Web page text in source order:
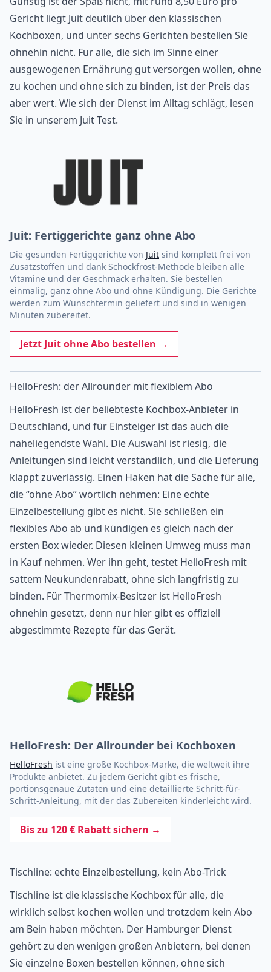
Gericht liegt Juit deutlich über den klassischen
Kochboxen, und unter sechs Gerichten bestellen Sie
ohnehin nicht. Für alle, die sich im Sinne einer
ausgewogenen Ernährung gut versorgen wollen, ohne
zu kochen und ohne sich zu binden, ist der Preis das
aber wert. Wie sich der Dienst im Alltag schlägt, lesen
Sie in unserem Juit Test.
Juit: Fertiggerichte ganz ohne Abo
Die gesunden Fertiggerichte von Juit sind komplett frei von
Zusatzstoffen und dank Schockfrost-Methode bleiben alle
Vitamine und der Geschmack erhalten. Sie bestellen
einmalig, ganz ohne Abo und ohne Kündigung. Die Gerichte
werden zum Wunschtermin geliefert und sind in wenigen
Minuten zubereitet.
Jetzt Juit ohne Abo bestellen →
HelloFresh: der Allrounder mit flexiblem Abo
HelloFresh ist der beliebteste Kochbox-Anbieter in
Deutschland, und für Einsteiger ist das auch die
naheliegendste Wahl. Die Auswahl ist riesig, die
Anleitungen sind leicht verständlich, und die Lieferung
klappt zuverlässig. Einen Haken hat die Sache für alle,
die “ohne Abo” wörtlich nehmen: Eine echte
Einzelbestellung gibt es nicht. Sie schließen ein
flexibles Abo ab und kündigen es gleich nach der
ersten Box wieder. Diesen kleinen Umweg muss man
in Kauf nehmen. Wer ihn geht, testet HelloFresh mit
sattem Neukundenrabatt, ohne sich langfristig zu
binden. Für Thermomix-Besitzer ist HelloFresh
ohnehin gesetzt, denn nur hier gibt es offiziell
abgestimmte Rezepte für das Gerät.
HelloFresh: Der Allrounder bei Kochboxen
HelloFresh ist eine große Kochbox-Marke, die weltweit ihre
Produkte anbietet. Zu jedem Gericht gibt es frische,
portionsgenaue Zutaten und eine detaillierte Schritt-für-
Schritt-Anleitung, mit der das Zubereiten kinderleicht wird.
Bis zu 120 € Rabatt sichern →
Tischline: echte Einzelbestellung, kein Abo-Trick
Tischline ist die klassische Kochbox für alle, die
wirklich selbst kochen wollen und trotzdem kein Abo
am Bein haben möchten. Der Hamburger Dienst
gehört zu den wenigen großen Anbietern, bei denen
Sie einzelne Boxen bestellen können, ohne sich